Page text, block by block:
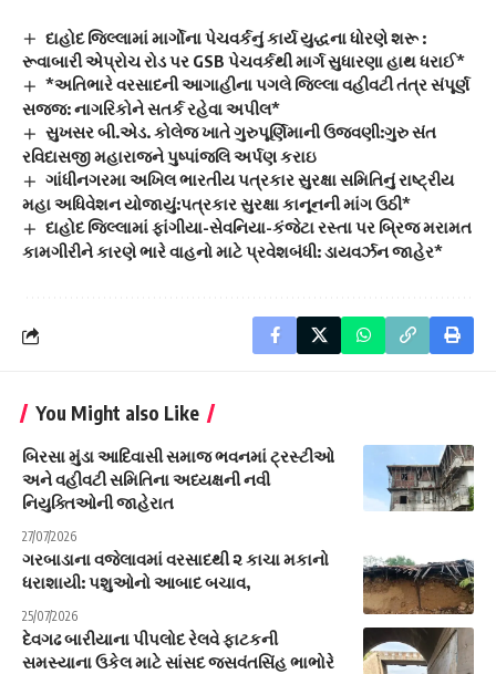
દાહોદ જિલ્લામાં માર્ગોના પેચવર્કનું કાર્ય યુદ્ધના ધોરણે શરૂ :
રૂવાબારી એપ્રોચ રોડ પર GSB પેચવર્કથી માર્ગ સુધારણા હાથ ધરાઈ*
*અતિભારે વરસાદની આગાહીના પગલે જિલ્લા વહીવટી તંત્ર સંપૂર્ણ
સજ્જ: નાગરિકોને સતર્ક રહેવા અપીલ*
સુખસર બી.એડ. કોલેજ ખાતે ગુરુપૂર્ણિમાની ઉજવણી:ગુરુ સંત
રવિદાસજી મહારાજને પુષ્પાંજલિ અર્પણ કરાઇ
ગાંધીનગરમા અખિલ ભારતીય પત્રકાર સુરક્ષા સમિતિનું રાષ્ટ્રીય
મહા અધિવેશન યોજાયું:પત્રકાર સુરક્ષા કાનૂનની માંગ ઉઠી*
દાહોદ જિલ્લામાં ફાંગીયા-સેવનિયા-કંજેટા રસ્તા પર બ્રિજ મરામત
કામગીરીને કારણે ભારે વાહનો માટે પ્રવેશબંધી: ડાયવર્ઝન જાહેર*
You Might also Like
બિરસા મુંડા આદિવાસી સમાજ ભવનમાં ટ્રસ્ટીઓ
અને વહીવટી સમિતિના અધ્યક્ષની નવી
નિયુક્તિઓની જાહેરાત
27/07/2026
ગરબાડાના વજેલાવમાં વરસાદથી ૨ કાચા મકાનો
ધરાશાયી: પશુઓનો આબાદ બચાવ,
25/07/2026
દેવગઢ બારીયાના પીપલોદ રેલવે ફાટકની
સમસ્યાના ઉકેલ માટે સાંસદ જસવંતસિંહ ભાભોરે